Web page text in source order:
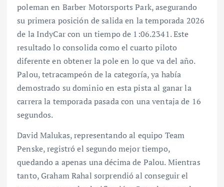
poleman en Barber Motorsports Park, asegurando
su primera posición de salida en la temporada 2026
de la IndyCar con un tiempo de 1:06.2341. Este
resultado lo consolida como el cuarto piloto
diferente en obtener la pole en lo que va del año.
Palou, tetracampeón de la categoría, ya había
demostrado su dominio en esta pista al ganar la
carrera la temporada pasada con una ventaja de 16
segundos.
David Malukas, representando al equipo Team
Penske, registró el segundo mejor tiempo,
quedando a apenas una décima de Palou. Mientras
tanto, Graham Rahal sorprendió al conseguir el